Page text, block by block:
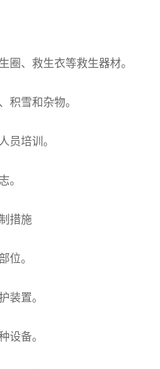
圈、救生衣等救生器材。
积雪和杂物。
员培训。
。
措施
位。
装置。
设备。